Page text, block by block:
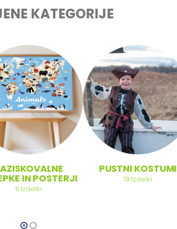
KATEGORIJE
IN POSTERJI
5 Izdelki
PUSTNI KOSTUMI
19 Izdelki